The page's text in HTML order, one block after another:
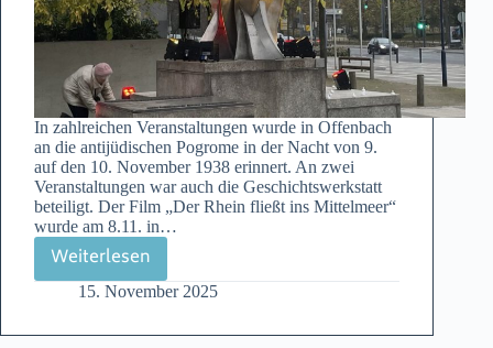
In zahlreichen Veranstaltungen wurde in Offenbach
an die antijüdischen Pogrome in der Nacht von 9.
auf den 10. November 1938 erinnert. An zwei
Veranstaltungen war auch die Geschichtswerkstatt
beteiligt. Der Film „Der Rhein fließt ins Mittelmeer“
wurde am 8.11. in…
Weiterlesen
Erinnern
an
die
15. November 2025